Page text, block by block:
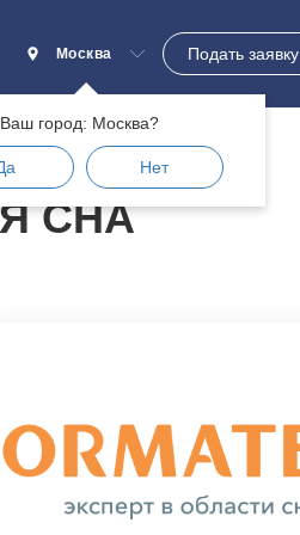
Москва
Ваш город: Москва?
Нет
Подать заявку
СНА